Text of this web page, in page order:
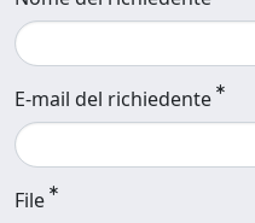
E-mail del richiedente
File